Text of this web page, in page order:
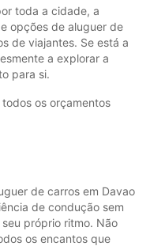
toda a cidade, a
opções de aluguer de
de viajantes. Se está a
a explorar a
para si.
os orçamentos
de carros em Davao
de condução sem
próprio ritmo. Não
os encantos que